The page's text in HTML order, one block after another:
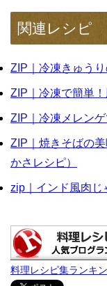
関連レシピ
ZIP｜冷凍きゅう
ZIP｜冷凍で簡単
ZIP｜冷凍メレン
ZIP｜焼きそばの
かさレシピ）
zip｜インド風肉じ
料理レシピ集ランキ